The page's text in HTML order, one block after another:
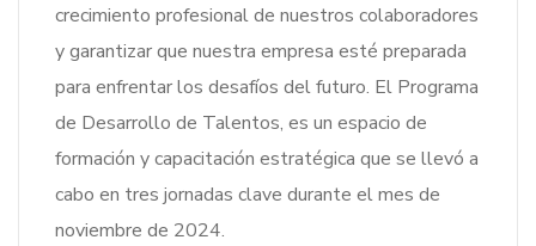
crecimiento profesional de nuestros colaboradores
y garantizar que nuestra empresa esté preparada
para enfrentar los desafíos del futuro. El Programa
de Desarrollo de Talentos, es un espacio de
formación y capacitación estratégica que se llevó a
cabo en tres jornadas clave durante el mes de
noviembre de 2024.